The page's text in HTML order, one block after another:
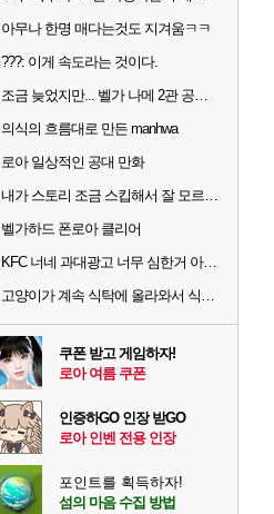
아무나 한명 매다는것도 지겨움ㅋㅋ
???: 이게 속도라는 것이다.
조금 늦었지만... 벨가 나메 2관 공략 끓여왔습니다
의식의 흐름대로 만든 manhwa
로아 일상적인 공대 만화
내가 스토리 조금 스킵해서 잘 모르는데
벨가하드 폰로아 클리어
KFC 너네 과대광고 너무 심한거 아냐?.jpg
고양이가 계속 식탁에 올라와서 식사예절 교육함
쿠폰 받고 게임하자!
로아 여름 쿠폰
인증하GO 인장 받GO
로아 인벤 전용 인장
포인트를 획득하자!
섬의 마음 수집 방법